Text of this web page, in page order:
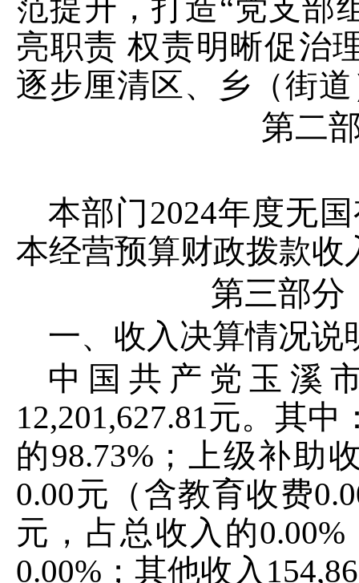
范提升，打造“党支部
亮职责 权责明晰促治
逐步厘清区、乡（街
第二
本部门2024年度无
本经营预算财政拨款
第三部分
一、收入决算情况说
中国共产党玉溪
12,201,627.81元。其中
的98.73%；上级补助
0.00元（含教育收费0.
元 ，占总收入的0.00%
0.00%；其他收入 154,